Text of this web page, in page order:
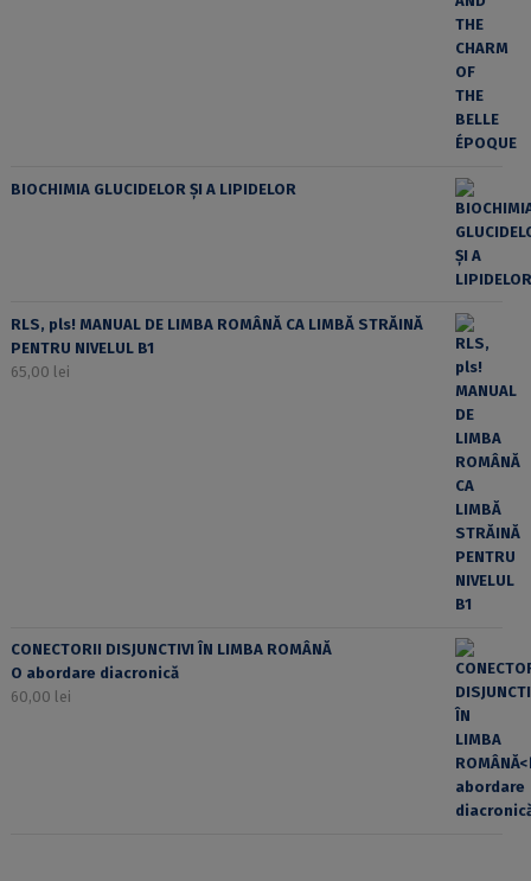
BIOCHIMIA GLUCIDELOR ȘI A LIPIDELOR
RLS, pls! MANUAL DE LIMBA ROMÂNĂ CA LIMBĂ STRĂINĂ
PENTRU NIVELUL B1
65,00 lei
CONECTORII DISJUNCTIVI ÎN LIMBA ROMÂNĂ
O abordare diacronică
60,00 lei